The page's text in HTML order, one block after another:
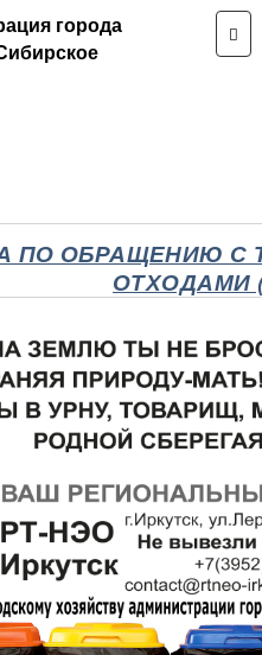
города
ПО ОБРАЩЕНИЮ
ОТХОДАМИ